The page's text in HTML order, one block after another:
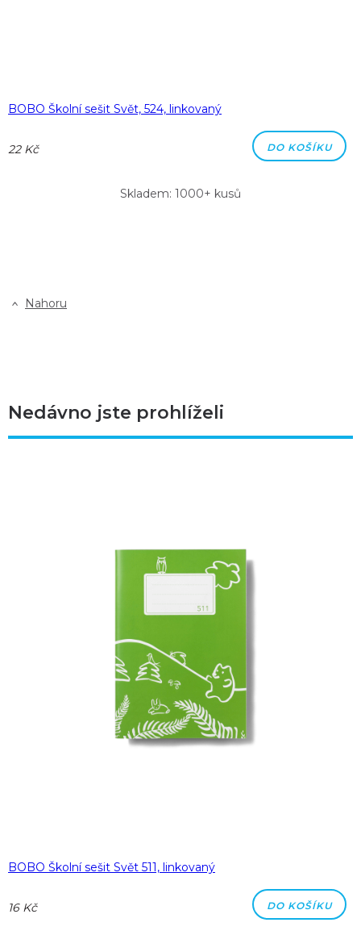
BOBO Školní sešit Svět, 524, linkovaný
22 Kč DO KOŠÍKU
Skladem: 1000+ kusů
Nahoru
Nedávno jste prohlíželi
BOBO Školní sešit Svět 511, linkovaný
16 Kč DO KOŠÍKU